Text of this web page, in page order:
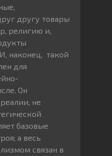
другу товары
религию и,
наконец, такой
для
Он
не
базовые
а весь
связан в